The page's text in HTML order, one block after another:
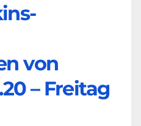
von
– Freitag